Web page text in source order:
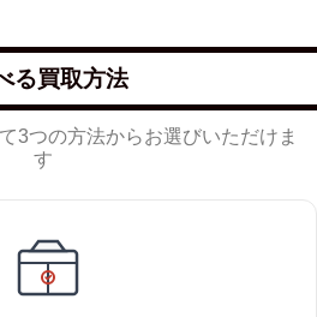
る買取方法
3つの方法からお選びいただけま
す